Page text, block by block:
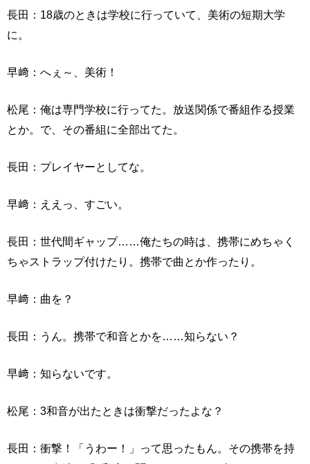
長田：18歳のときは学校に行っていて、美術の短期大学
に。
早﨑：へぇ～、美術！
松尾：俺は専門学校に行ってた。放送関係で番組作る授業
とか。で、その番組に全部出てた。
長田：プレイヤーとしてな。
早﨑：ええっ、すごい。
長田：世代間ギャップ……俺たちの時は、携帯にめちゃく
ちゃストラップ付けたり。携帯で曲とか作ったり。
早﨑：曲を？
長田：うん。携帯で和音とかを……知らない？
早﨑：知らないです。
松尾：3和音が出たときは衝撃だったよな？
長田：衝撃！「うわー！」って思ったもん。その携帯を持